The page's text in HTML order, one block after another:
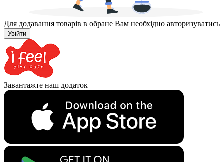
Для додавання товарів в обране Вам необхідно авторизуватись
Увійти
Завантажте наш додаток